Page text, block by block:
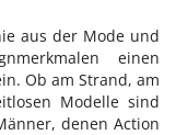
aus der Mode und
einen
Ob am Strand, am
Modelle sind
denen Action